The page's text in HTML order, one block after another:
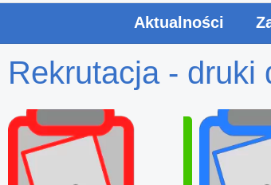
Aktualności
Rekrutacja - druki